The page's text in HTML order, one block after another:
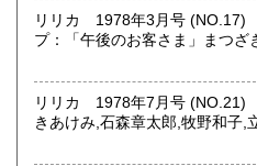
-
社会科学、趣味、サブカルチ
あまりジャンルにとらわれる事
的に。それでも、暮らし、社
リリカ 1978年3月号
プ：「午後のお客さま」まつざきあけみ （立原
ごの王様、ドン・モーガン、
純、立木じゅん、真理ひづき、
清水侑子、桐村杏子、睦月と
のがみけい、原田千代子、おお
リリカ 1978年7月号 (NO.21) 銀河の号 （
きあけみ,石森章太郎,牧野和子,
ボ・KAME,かれくさとんこ,後
みち,流悦子,のがみけい,坂田靖